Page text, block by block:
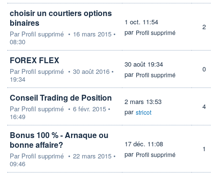
choisir un courtiers options
binaires
Par Profil supprimé • 16 mars 2015 •
08:30
1 oct. 11:54
par Profil supprimé
2
FOREX FLEX
Par Profil supprimé • 30 août 2016 •
19:34
30 août 19:34
par Profil supprimé
0
Conseil Trading de Position
Par Profil supprimé • 6 févr. 2015 •
16:49
2 mars 13:53
par stricot
4
Bonus 100 % - Arnaque ou
bonne affaire?
Par Profil supprimé • 22 mars 2015 •
09:46
17 déc. 11:08
par Profil supprimé
1